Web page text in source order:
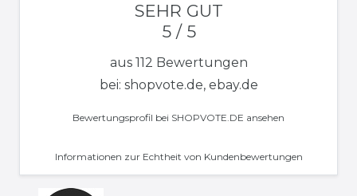
SEHR GUT
5 / 5
aus 112 Bewertungen
bei: shopvote.de, ebay.de
Bewertungsprofil bei SHOPVOTE.DE ansehen
Informationen zur Echtheit von Kundenbewertungen